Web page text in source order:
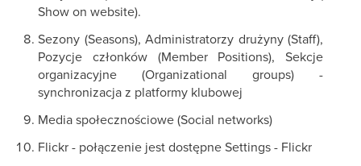
Show on website).
Sezony (Seasons), Administratorzy drużyny (Staff),
Pozycje członków (Member Positions), Sekcje
organizacyjne (Organizational groups) -
synchronizacja z platformy klubowej
Media społecznościowe (Social networks)
Flickr - połączenie jest dostępne Settings - Flickr